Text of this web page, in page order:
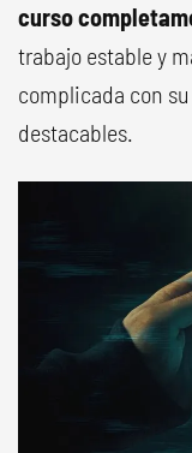
curso
trabajo estable y
complicada con
destacables.